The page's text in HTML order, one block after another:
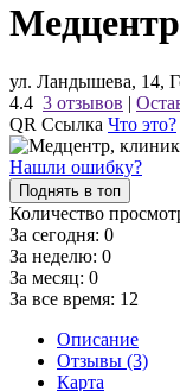
ул. Ландышева, 14,
4.4 3 отзывов |
QR Ссылка Что это?
Нашли ошибку?
Поднять в топ
Количество
За сегодня: 0
За неделю: 0
За месяц: 0
За все время: 12
Описание
Отзывы (3)
Карта